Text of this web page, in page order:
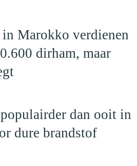
Marokko verdienen
dirham, maar
dan ooit in
dure brandstof